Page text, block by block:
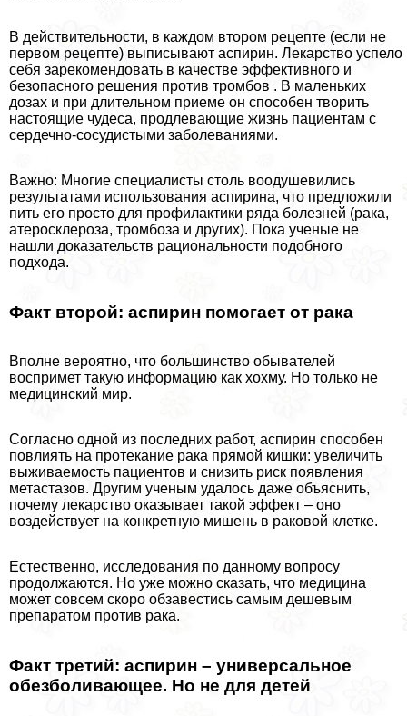
В действительности, в каждом втором рецепте (если не
первом рецепте) выписывают аспирин. Лекарство успело
себя зарекомендовать в качестве эффективного и
безопасного решения против тромбов . В маленьких
дозах и при длительном приеме он способен творить
настоящие чудеса, продлевающие жизнь пациентам с
сердечно-сосудистыми заболеваниями.
Важно: Многие специалисты столь воодушевились
результатами использования аспирина, что предложили
пить его просто для профилактики ряда болезней (paка,
атеросклероза, тромбоза и других). Пока ученые не
нашли доказательств рациональности подобного
подхода.
Факт второй: аспирин помогает от paка
Вполне вероятно, что большинство обывателей
воспримет такую информацию как хохму. Но только не
медицинский мир.
Согласно одной из последних работ, аспирин способен
повлиять на протекание paка прямой кишки: увеличить
выживаемость пациентов и снизить риск появления
метастазов. Другим ученым удалось даже объяснить,
почему лекарство оказывает такой эффект – оно
воздействует на конкретную мишень в paковой клетке.
Естественно, исследования по данному вопросу
продолжаются. Но уже можно сказать, что медицина
может совсем скоро обзавестись самым дешевым
препаратом против paка.
Факт третий: аспирин – универсальное
обезболивающее. Но не для детей